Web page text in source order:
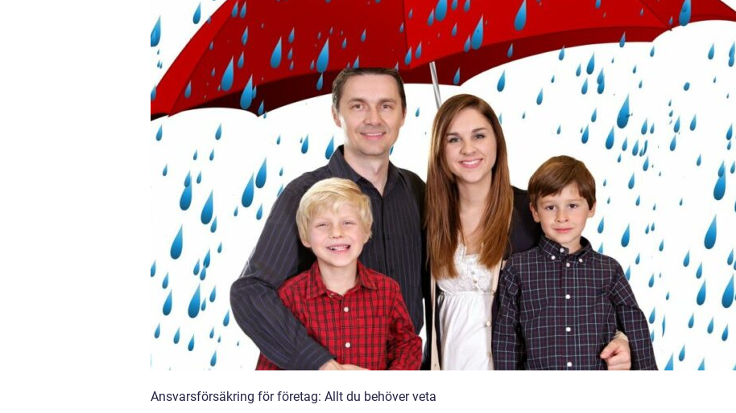
Ansvarsförsäkring för företag: Allt du behöver veta